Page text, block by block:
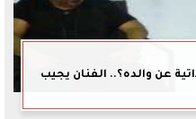
عن والده؟.. الفنان يجيب